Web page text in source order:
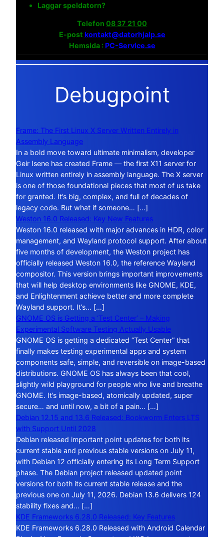
Laggar speldatorn?
Telefon 08 37 21 00
E-post kontakt@datorhjalp.se
Hemsida :PC-Service.se
Debugpoint
Frame: The First Linux X Server Written Entirely in
Assembly Language
In a bold move toward ultimate minimalism, developer
Geir Isene has created Frame — the first X11 server for
Linux written entirely in assembly language. The X server
is one of those foundational pieces that most of us take
for granted. It’s big, complex, and full of decades of
legacy code. But what if someone… […]
Weston 16.0 Released: Key New Features
Weston 16.0 released with major advances in HDR, color
management, and Wayland protocol support. After about
five months of development, the Weston project has
officially released Weston 16.0, the reference Wayland
compositor. This version brings important improvements
that will help desktop environments like GNOME, KDE,
and Enlightenment achieve better and more complete
Wayland support. It’s… […]
GNOME OS is Getting a ‘Test Center’ – Making
Experimental Software Testing Actually Usable
GNOME OS is getting a dedicated “Test Center” that
finally makes testing experimental apps and system
components safe, simple, and reversible on image-based
distributions. GNOME OS has always been that cool,
slightly wild playground for people who live and breathe
GNOME. It’s image-based, atomically updated, super
secure… and until now, a bit of a pain… […]
Debian 12.15 and 13.6 Released: Bookworm Enters LTS
with Support Until 2028
Debian released important point updates for both its
current stable and previous stable versions on July 11,
with Debian 12 officially entering its Long Term Support
phase. The Debian project released updated point
versions for both its current stable release and the
previous one on July 11, 2026. Debian 13.6 delivers 124
stability fixes and… […]
KDE Frameworks 6.28.0 Released: Key Features
KDE Frameworks 6.28.0 Released with Android Calendar